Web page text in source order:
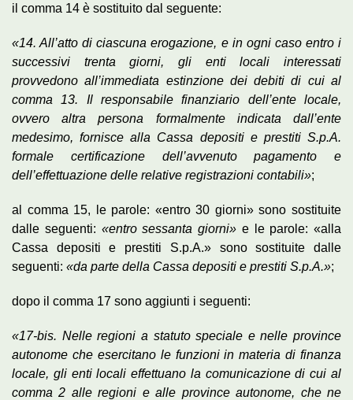
il comma 14 è sostituito dal seguente:
«14. All’atto di ciascuna erogazione, e in ogni caso entro i
successivi trenta giorni, gli enti locali interessati
provvedono all’immediata estinzione dei debiti di cui al
comma 13. Il responsabile finanziario dell’ente locale,
ovvero altra persona formalmente indicata dall’ente
medesimo, fornisce alla Cassa depositi e prestiti S.p.A.
formale certificazione dell’avvenuto pagamento e
dell’effettuazione delle relative registrazioni contabili»;
al comma 15, le parole: «entro 30 giorni» sono sostituite
dalle seguenti: «entro sessanta giorni» e le parole: «alla
Cassa depositi e prestiti S.p.A.» sono sostituite dalle
seguenti: «da parte della Cassa depositi e prestiti S.p.A.»;
dopo il comma 17 sono aggiunti i seguenti:
«17-bis. Nelle regioni a statuto speciale e nelle province
autonome che esercitano le funzioni in materia di finanza
locale, gli enti locali effettuano la comunicazione di cui al
comma 2 alle regioni e alle province autonome, che ne